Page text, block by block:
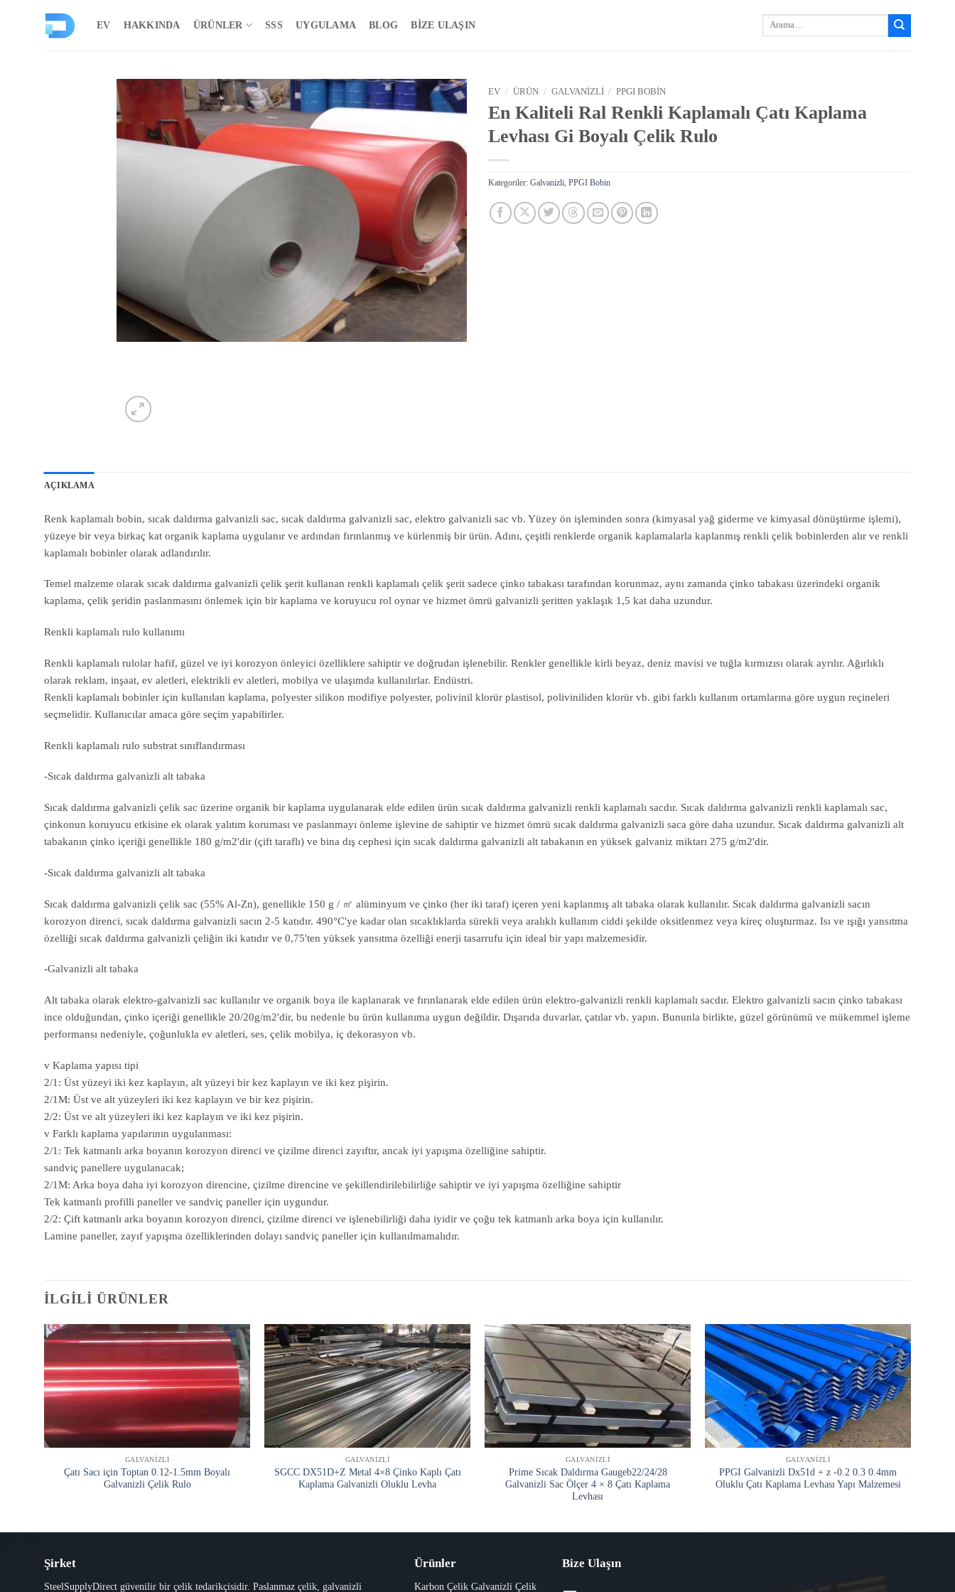
EV HAKKINDA ÜRÜNLER SSS UYGULAMA BLOG BIZE ULAŞIN
Arayın:
EV / ÜRÜN / GALVANIZLI / PPGI BOBIN
En Kaliteli Ral Renkli Kaplamalı Çatı Kaplama
Levhası Gi Boyalı Çelik Rulo
Kategoriler: Galvanizli, PPGI Bobin
AÇIKLAMA
Renk kaplamalı bobin, sıcak daldırma galvanizli sac, sıcak daldırma galvanizli sac, elektro galvanizli sac vb. Yüzey ön işleminden sonra (kimyasal yağ giderme ve kimyasal dönüştürme işlemi),
yüzeye bir veya birkaç kat organik kaplama uygulanır ve ardından fırınlanmış ve kürlenmiş bir ürün. Adını, çeşitli renklerde organik kaplamalarla kaplanmış renkli çelik bobinlerden alır ve renkli
kaplamalı bobinler olarak adlandırılır.
Temel malzeme olarak sıcak daldırma galvanizli çelik şerit kullanan renkli kaplamalı çelik şerit sadece çinko tabakası tarafından korunmaz, aynı zamanda çinko tabakası üzerindeki organik
kaplama, çelik şeridin paslanmasını önlemek için bir kaplama ve koruyucu rol oynar ve hizmet ömrü galvanizli şeritten yaklaşık 1,5 kat daha uzundur.
Renkli kaplamalı rulo kullanımı
Renkli kaplamalı rulolar hafif, güzel ve iyi korozyon önleyici özelliklere sahiptir ve doğrudan işlenebilir. Renkler genellikle kirli beyaz, deniz mavisi ve tuğla kırmızısı olarak ayrılır. Ağırlıklı
olarak reklam, inşaat, ev aletleri, elektrikli ev aletleri, mobilya ve ulaşımda kullanılırlar. Endüstri.
Renkli kaplamalı bobinler için kullanılan kaplama, polyester silikon modifiye polyester, polivinil klorür plastisol, poliviniliden klorür vb. gibi farklı kullanım ortamlarına göre uygun reçineleri
seçmelidir. Kullanıcılar amaca göre seçim yapabilirler.
Renkli kaplamalı rulo substrat sınıflandırması
-Sıcak daldırma galvanizli alt tabaka
Sıcak daldırma galvanizli çelik sac üzerine organik bir kaplama uygulanarak elde edilen ürün sıcak daldırma galvanizli renkli kaplamalı sacdır. Sıcak daldırma galvanizli renkli kaplamalı sac,
çinkonun koruyucu etkisine ek olarak yalıtım koruması ve paslanmayı önleme işlevine de sahiptir ve hizmet ömrü sıcak daldırma galvanizli saca göre daha uzundur. Sıcak daldırma galvanizli alt
tabakanın çinko içeriği genellikle 180 g/m2'dir (çift taraflı) ve bina dış cephesi için sıcak daldırma galvanizli alt tabakanın en yüksek galvaniz miktarı 275 g/m2'dir.
-Sıcak daldırma galvanizli alt tabaka
Sıcak daldırma galvanizli çelik sac (55% Al-Zn), genellikle 150 g / ㎡ alüminyum ve çinko (her iki taraf) içeren yeni kaplanmış alt tabaka olarak kullanılır. Sıcak daldırma galvanizli sacın
korozyon direnci, sıcak daldırma galvanizli sacın 2-5 katıdır. 490°C'ye kadar olan sıcaklıklarda sürekli veya aralıklı kullanım ciddi şekilde oksitlenmez veya kireç oluşturmaz. Isı ve ışığı yansıtma
özelliği sıcak daldırma galvanizli çeliğin iki katıdır ve 0,75'ten yüksek yansıtma özelliği enerji tasarrufu için ideal bir yapı malzemesidir.
-Galvanizli alt tabaka
Alt tabaka olarak elektro-galvanizli sac kullanılır ve organik boya ile kaplanarak ve fırınlanarak elde edilen ürün elektro-galvanizli renkli kaplamalı sacdır. Elektro galvanizli sacın çinko tabakası
ince olduğundan, çinko içeriği genellikle 20/20g/m2'dir, bu nedenle bu ürün kullanıma uygun değildir. Dışarıda duvarlar, çatılar vb. yapın. Bununla birlikte, güzel görünümü ve mükemmel işleme
performansı nedeniyle, çoğunlukla ev aletleri, ses, çelik mobilya, iç dekorasyon vb.
v Kaplama yapısı tipi
2/1: Üst yüzeyi iki kez kaplayın, alt yüzeyi bir kez kaplayın ve iki kez pişirin.
2/1M: Üst ve alt yüzeyleri iki kez kaplayın ve bir kez pişirin.
2/2: Üst ve alt yüzeyleri iki kez kaplayın ve iki kez pişirin.
v Farklı kaplama yapılarının uygulanması:
2/1: Tek katmanlı arka boyanın korozyon direnci ve çizilme direnci zayıftır, ancak iyi yapışma özelliğine sahiptir.
sandviç panellere uygulanacak;
2/1M: Arka boya daha iyi korozyon direncine, çizilme direncine ve şekillendirilebilirliğe sahiptir ve iyi yapışma özelliğine sahiptir
Tek katmanlı profilli paneller ve sandviç paneller için uygundur.
2/2: Çift katmanlı arka boyanın korozyon direnci, çizilme direnci ve işlenebilirliği daha iyidir ve çoğu tek katmanlı arka boya için kullanılır.
Lamine paneller, zayıf yapışma özelliklerinden dolayı sandviç paneller için kullanılmamalıdır.
İLGILI ÜRÜNLER
GALVANIZLI
Çatı Sacı için Toptan 0.12-1.5mm Boyalı
Galvanizli Çelik Rulo
GALVANIZLI
SGCC DX51D+Z Metal 4×8 Çinko Kaplı Çatı
Kaplama Galvanizli Oluklu Levha
GALVANIZLI
Prime Sıcak Daldırma Gaugeb22/24/28
Galvanizli Sac Ölçer 4 × 8 Çatı Kaplama
Levhası
GALVANIZLI
PPGI Galvanizli Dx51d + z -0.2 0.3 0.4mm
Oluklu Çatı Kaplama Levhası Yapı Malzemesi
Şirket
SteelSupplyDirect güvenilir bir çelik tedarikçisidir. Paslanmaz çelik, galvanizli
Ürünler
Karbon Çelik Galvanizli Çelik
Bize Ulaşın